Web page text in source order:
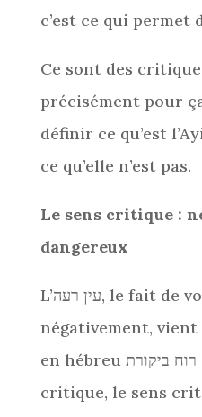
c’est ce qui permet
Ce sont des
précisément pour
définir ce qu’est
ce qu’elle n’est pas.
Le sens critique :
dangereux
L’עין רעה, le fait de voir les choses
négativement, vient
en hébreu רוח ביקורת — l’instinct
critique, le sens